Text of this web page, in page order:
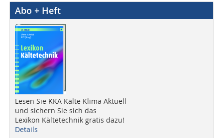
Abo + Heft
Lesen Sie KKA Kälte Klima Aktuell
und sichern Sie sich das
Lexikon Kältetechnik gratis dazu!
Details